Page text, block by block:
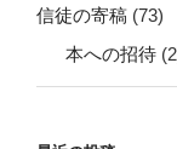
信徒の寄稿 (73)
本への招待